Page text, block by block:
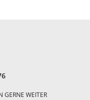
GERNE WEITER